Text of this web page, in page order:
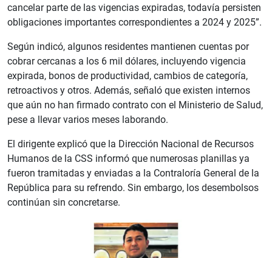
cancelar parte de las vigencias expiradas, todavía persisten
obligaciones importantes correspondientes a 2024 y 2025”.
Según indicó, algunos residentes mantienen cuentas por
cobrar cercanas a los 6 mil dólares, incluyendo vigencia
expirada, bonos de productividad, cambios de categoría,
retroactivos y otros. Además, señaló que existen internos
que aún no han firmado contrato con el Ministerio de Salud,
pese a llevar varios meses laborando.
El dirigente explicó que la Dirección Nacional de Recursos
Humanos de la CSS informó que numerosas planillas ya
fueron tramitadas y enviadas a la Contraloría General de la
República para su refrendo. Sin embargo, los desembolsos
continúan sin concretarse.